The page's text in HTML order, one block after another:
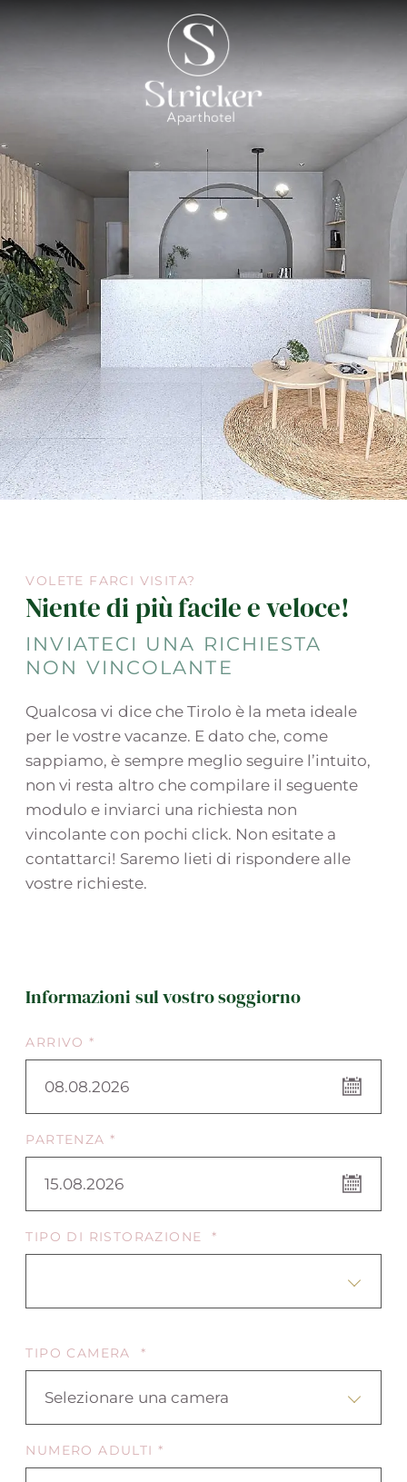
VOLETE FARCI VISITA?
Niente di più facile e veloce!
INVIATECI UNA RICHIESTA
NON VINCOLANTE
Qualcosa vi dice che Tirolo è la meta ideale
per le vostre vacanze. E dato che, come
sappiamo, è sempre meglio seguire l’intuito,
non vi resta altro che compilare il seguente
modulo e inviarci una richiesta non
vincolante con pochi click. Non esitate a
contattarci! Saremo lieti di rispondere alle
vostre richieste.
Informazioni sul vostro soggiorno
ARRIVO *
08.08.2026
PARTENZA *
15.08.2026
TIPO DI RISTORAZIONE *
TIPO CAMERA *
Selezionare una camera
NUMERO ADULTI *